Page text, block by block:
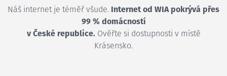
Náš internet je téměř všude. Internet od WIA pokrývá přes
99 % domácností
v České republice.Ověřte si dostupnosti v místě
Krásensko.